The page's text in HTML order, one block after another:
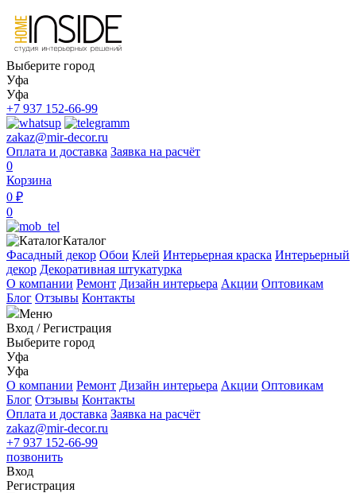
Выберите город
Уфа
Уфа
+7 937 152-66-99
zakaz@mir-decor.ru
Оплата и доставка Заявка на расчёт
0
Корзина
0 ₽
0
Каталог
Фасадный декор Обои Клей Интерьерная краска Интерьерный
декор Декоративная штукатурка
О компании Ремонт Дизайн интерьера Акции Оптовикам
Блог Отзывы Контакты
Меню
Вход /Регистрация
Выберите город
Уфа
Уфа
О компании Ремонт Дизайн интерьера Акции Оптовикам
Блог Отзывы Контакты
Оплата и доставка Заявка на расчёт
zakaz@mir-decor.ru
+7 937 152-66-99
позвонить
Вход
Регистрация